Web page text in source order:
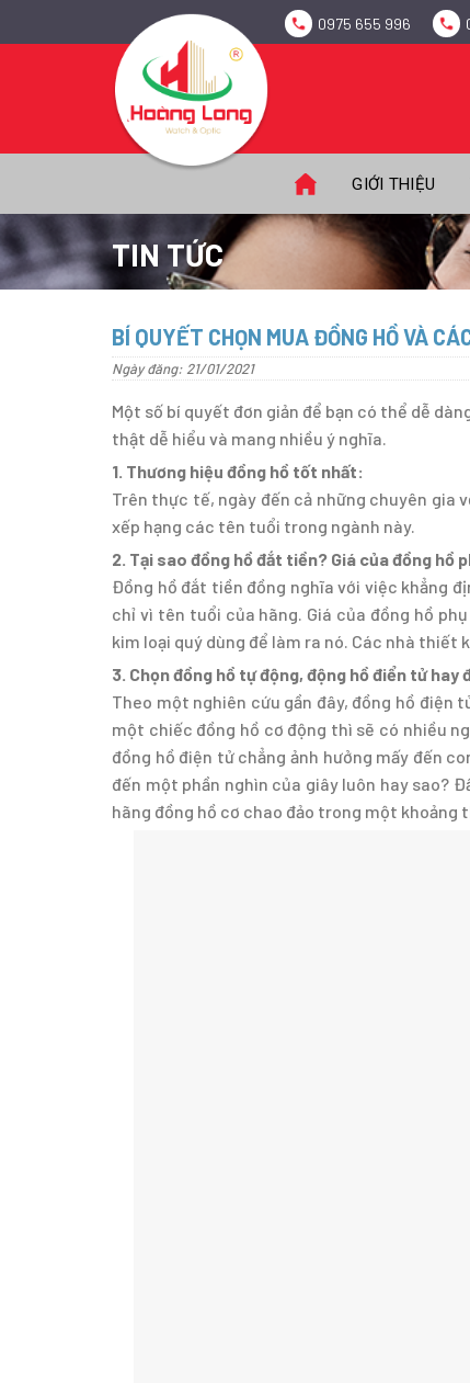
to
0975 655 996
GIỚI THIỆU
TIN TỨC
BÍ QUYẾT CHỌN MUA ĐỒNG HỒ VÀ
Ngày đăng: 21/01/2021
Một số bí quyết đơn giản để bạn có thể dễ
thật dễ hiểu và mang nhiều ý nghĩa.
1. Thương hiệu đồng hồ tốt nhất:
Trên thực tế, ngày đến cả những chuyên gia
xếp hạng các tên tuổi trong ngành này.
2. Tại sao đồng hồ đắt tiền? Giá của đồng hồ
Đồng hồ đắt tiền đồng nghĩa với việc khẳng
chỉ vì tên tuổi của hãng. Giá của đồng hồ
kim loại quý dùng để làm ra nó. Các nhà thiết
3. Chọn đồng hồ tự động, động hồ điển tử hay
Theo một nghiên cứu gần đây, đồng hồ điện
một chiếc đồng hồ cơ động thì sẽ có nhiều
đồng hồ điện tử chẳng ảnh hưởng mấy đến
đến một phần nghìn của giây luôn hay sao?
hãng đồng hồ cơ chao đảo trong một khoảng